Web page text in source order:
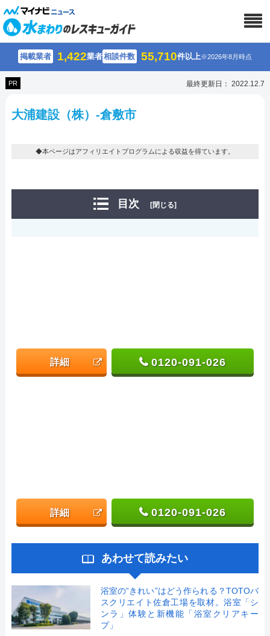
掲載業者 1,422業者相談件数 55,710件以上※2026年8月時点
PR 最終更新日： 2022.12.7
大浦建設（株）-倉敷市
◆本ページはアフィリエイトプログラムによる収益を得ています。
目次 [閉じる]
詳細 0120-091-026
詳細 0120-091-026
あわせて読みたい
浴室の”きれい”はどう作られる？TOTOバ
スクリエイト佐倉工場を取材。浴室「シ
ンラ」体験と新機能「浴室クリアキー
プ」